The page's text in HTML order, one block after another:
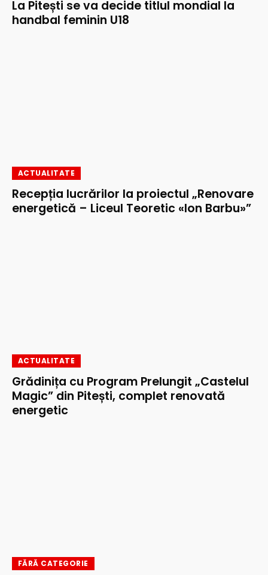
La Pitești se va decide titlul mondial la
handbal feminin U18
ACTUALITATE
Recepția lucrărilor la proiectul „Renovare
energetică – Liceul Teoretic «Ion Barbu»”
ACTUALITATE
Grădinița cu Program Prelungit „Castelul
Magic” din Pitești, complet renovată
energetic
FĂRĂ CATEGORIE